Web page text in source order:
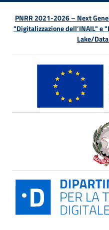
PNRR 2021-2026 – Next
"Digitalizzazione dell’INAIL" e
Lake/